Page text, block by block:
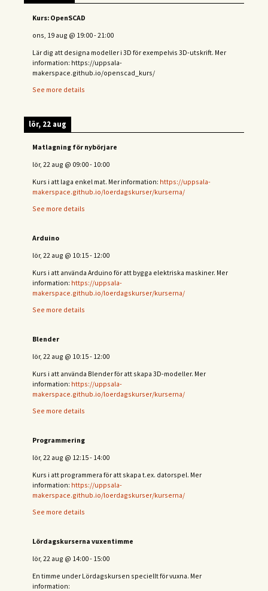
Kurs: OpenSCAD
ons, 19 aug @ 19:00-21:00
Lär dig att designa modeller i 3D för exempelvis 3D-utskrift. Mer
information: https://uppsala-
makerspace.github.io/openscad_kurs/
See more details
lör, 22 aug
Matlagning för nybörjare
lör, 22 aug @ 09:00- 10:00
Kurs i att laga enkel mat. Mer information: https://uppsala-
makerspace.github.io/loerdagskurser/kurserna/
See more details
Arduino
lör, 22 aug @ 10:15- 12:00
Kurs i att använda Arduino för att bygga elektriska maskiner. Mer
information: https://uppsala-
makerspace.github.io/loerdagskurser/kurserna/
See more details
Blender
lör, 22 aug @ 10:15- 12:00
Kurs i att använda Blender för att skapa 3D-modeller. Mer
information: https://uppsala-
makerspace.github.io/loerdagskurser/kurserna/
See more details
Programmering
lör, 22 aug @ 12:15- 14:00
Kurs i att programmera för att skapa t.ex. datorspel. Mer
information: https://uppsala-
makerspace.github.io/loerdagskurser/kurserna/
See more details
Lördagskurserna vuxentimme
lör, 22 aug @ 14:00- 15:00
En timme under Lördagskursen speciellt för vuxna. Mer
information: